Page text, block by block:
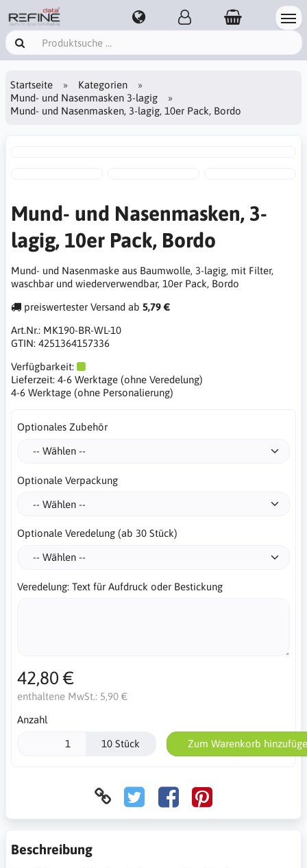
Startseite
Kategorien
Mund- und Nasenmasken 3-lagig
Mund- und Nasenmasken, 3-lagig, 10er Pack, Bordo
Mund- und Nasenmasken, 3-
lagig, 10er Pack, Bordo
Mund- und Nasenmaske aus Baumwolle, 3-lagig, mit Filter,
waschbar und wiederverwendbar, 10er Pack, Bordo
preiswertester Versand ab 5,79 €
Art.Nr.: MK190-BR-WL-10
GTIN: 4251364157336
Verfügbarkeit:
Lieferzeit: 4-6 Werktage (ohne Veredelung)
4-6 Werktage (ohne Personalierung)
Optionales Zubehör
Optionale Verpackung
Optionale Veredelung (ab 30 Stück)
Veredelung: Text für Aufdruck oder Bestickung
42,80 €
enthaltene MwSt.: 5,90 €
Anzahl
10 Stück Zum Warenkorb
Beschreibung